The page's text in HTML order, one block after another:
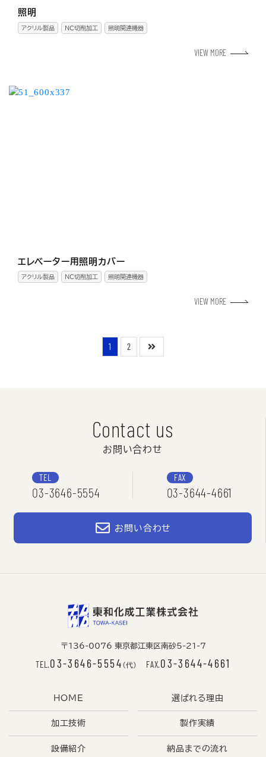
照明
アクリル製品 NC切削加工 照明関連機器
VIEW MORE
エレベーター用照明カバー
アクリル製品 NC切削加工 照明関連機器
VIEW MORE
1 2
Contact us
お問い合わせ
TEL
03-3646-5554
FAX
03-3644-4661
お問い合わせ
〒136-0076 東京都江東区南砂5-21-7
TEL.03-3646-5554 （代） FAX.03-3644-4661
HOME 選ばれる理由
加工技術 製作実績
設備紹介 納品までの流れ